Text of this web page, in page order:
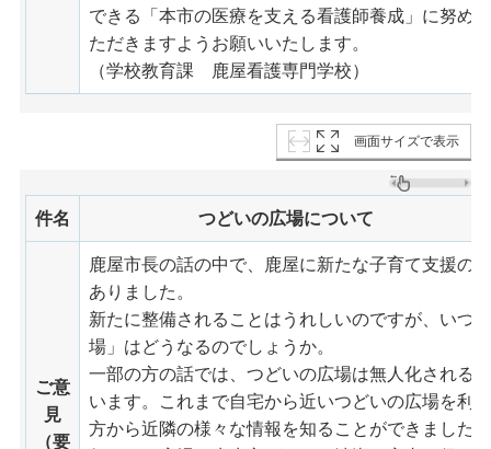
できる「本市の医療を支える看護師養成」に努め
ただきますようお願いいたします。
（学校教育課 鹿屋看護専門学校）
画面サイズで表示
件名 つどいの広場について
ご意
見
（要
鹿屋市長の話の中で、鹿屋に新たな子育て支援の
ありました。
新たに整備されることはうれしいのですが、いつ
場」はどうなるのでしょうか。
一部の方の話では、つどいの広場は無人化される
います。これまで自宅から近いつどいの広場を利
方から近隣の様々な情報を知ることができました。